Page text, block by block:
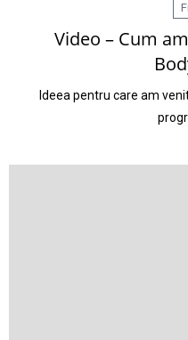
Video – Cum
Ideea pentru care am